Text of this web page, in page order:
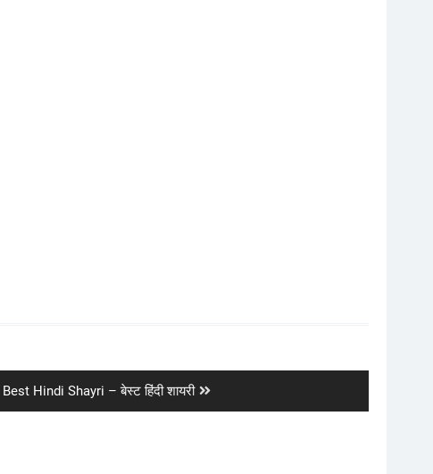
Next
post:
Best Hindi Shayri – बेस्ट हिंदी शायरी